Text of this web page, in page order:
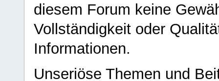
diesem Forum keine
Vollständigkeit oder
Informationen.
Unseriöse Themen und